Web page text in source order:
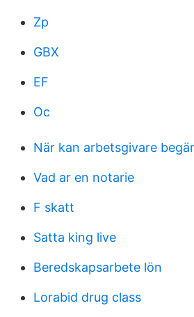
Zp
GBX
EF
Oc
När kan arbetsgivare
Vad ar en notarie
F skatt
Satta king live
Beredskapsarbete lön
Lorabid drug class